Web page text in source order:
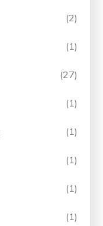
(2)
(1)
(27)
(1)
(1)
(1)
(1)
(1)